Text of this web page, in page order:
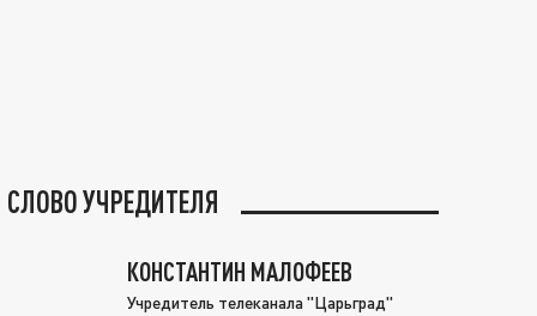
СЛОВО УЧРЕДИТЕЛЯ
КОНСТАНТИН МАЛОФЕЕВ
Учредитель телеканала "Царьград"